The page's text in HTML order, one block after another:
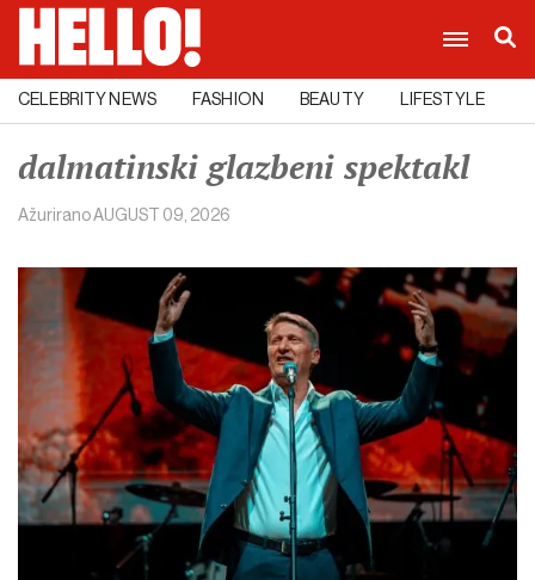
CELEBRITY NEWS FASHION BEAUTY LIFESTYLE
dalmatinski glazbeni spektakl
AžuriranoAUGUST 09, 2026